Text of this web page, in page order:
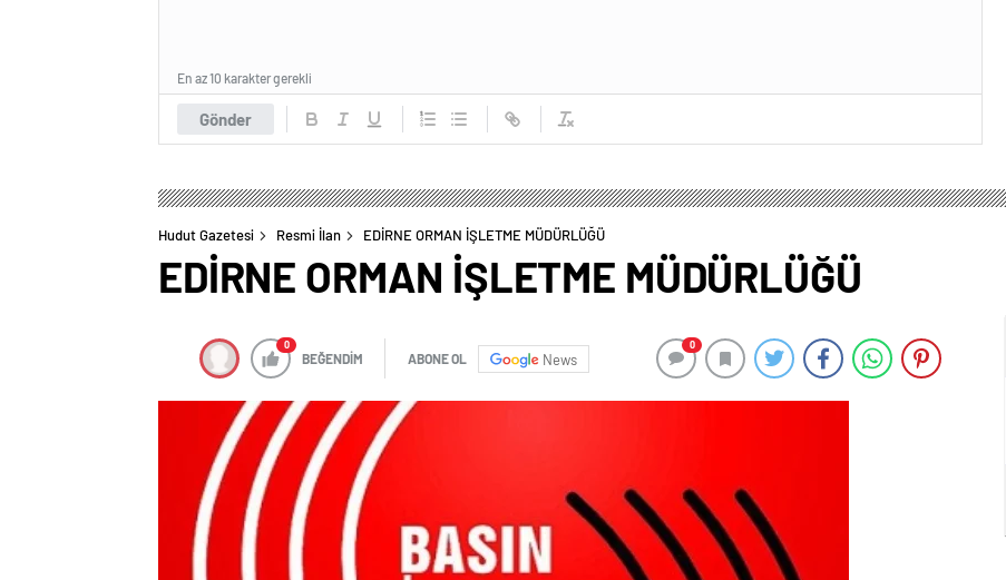
Gönder
En az 10 karakter gerekli
Hudut Gazetesi Resmi İlan EDİRNE ORMAN İŞLETME MÜDÜRLÜĞÜ
EDİRNE ORMAN İŞLETME MÜDÜRLÜĞÜ
0
BEĞENDİM ABONE OL News
0